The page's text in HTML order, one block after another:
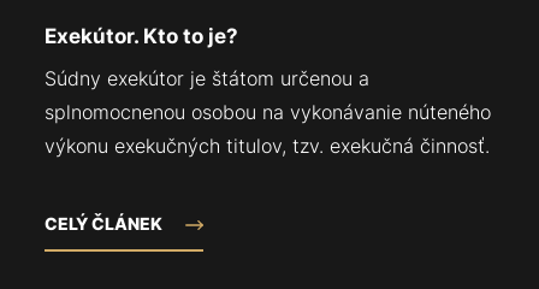
Exekútor. Kto to je?
Súdny exekútor je štátom určenou a
splnomocnenou osobou na vykonávanie núteného
výkonu exekučných titulov, tzv. exekučná činnosť.
CELÝ ČLÁNEK